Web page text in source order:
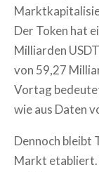
Der Token hat
Milliarden
von 59,27
Vortag
wie aus Daten
Dennoch bleibt
Markt etabliert.